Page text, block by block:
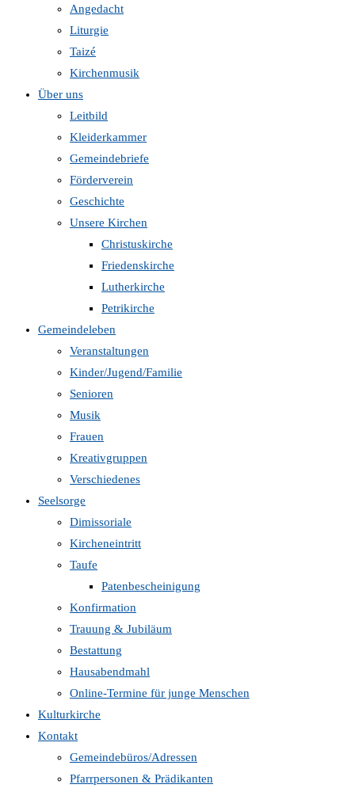
Angedacht
Liturgie
Taizé
Kirchenmusik
Über uns
Leitbild
Kleiderkammer
Gemeindebriefe
Förderverein
Geschichte
Unsere Kirchen
Christuskirche
Friedenskirche
Lutherkirche
Petrikirche
Gemeindeleben
Veranstaltungen
Kinder/Jugend/Familie
Senioren
Musik
Frauen
Kreativgruppen
Verschiedenes
Seelsorge
Dimissoriale
Kircheneintritt
Taufe
Patenbescheinigung
Konfirmation
Trauung & Jubiläum
Bestattung
Hausabendmahl
Online-Termine für junge Menschen
Kulturkirche
Kontakt
Gemeindebüros/Adressen
Pfarrpersonen & Prädikanten